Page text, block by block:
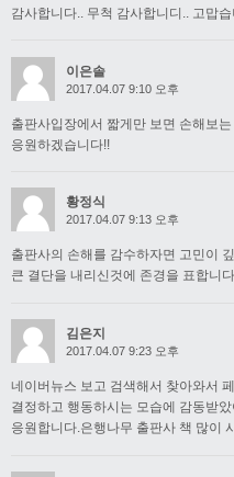
감사합니다.. 무척 감사합니디.. 고맙
이은솔
2017.04.07 9:10 오후
출판사입장에서 짧게만 보면 손해보
응원하겠습니다!!
황정식
2017.04.07 9:13 오후
출판사의 손해를 감수하자면 고민이
큰 결단을 내리신것에 존경을 표합니
김은지
2017.04.07 9:23 오후
네이버뉴스 보고 검색해서 찾아와서
결정하고 행동하시는 모습에 감동받
응원합니다.은행나무 출판사 책 많이